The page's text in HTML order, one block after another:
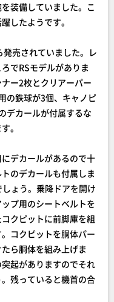
装備していました。こ
したようです。
売されていました。レ
でRSモデルがありま
ー2枚とクリアーパー
の鉄球が3個、キャノピ
デカールが付属するな
。
デカールがあるので十
のデカールも付属しま
ょう。乗降ドアを開け
プ用のシートベルトを
クピットに前脚庫を組
コクピットを胴体パー
ら胴体を組み上げま
起がありますのでそれ
残っていると機首の合